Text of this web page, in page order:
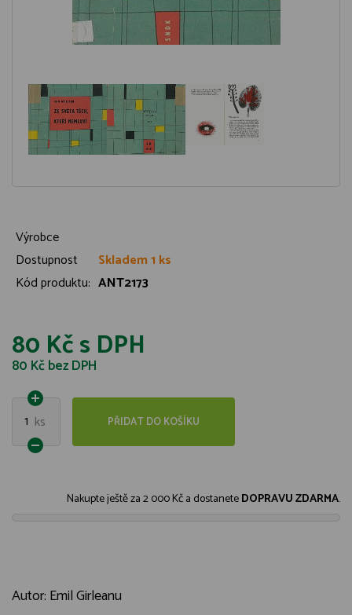
Výrobce
Dostupnost
Skladem 1 ks
Kód produktu: ANT2173
80 Kčs DPH
80 Kčbez DPH
1 ks PŘIDAT DO KOŠÍKU
Nakupte ještě za2 000 Kča dostaneteDOPRAVU ZDARMA.
Autor: Emil Girleanu